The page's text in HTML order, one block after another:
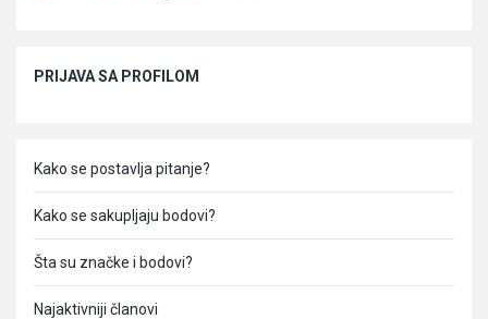
PRIJAVA SA PROFILOM
Kako se postavlja pitanje?
Kako se sakupljaju bodovi?
Šta su značke i bodovi?
Najaktivniji članovi